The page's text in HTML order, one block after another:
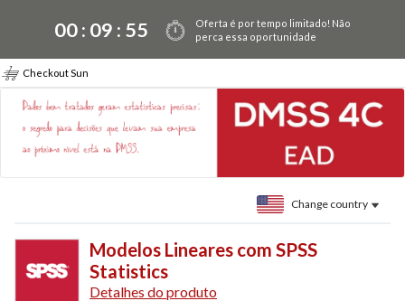
00 : 09 : 55
Oferta é por tempo limitado! Não
perca essa oportunidade
Checkout Sun
Change country
Modelos Lineares com SPSS
Statistics
Detalhes do produto